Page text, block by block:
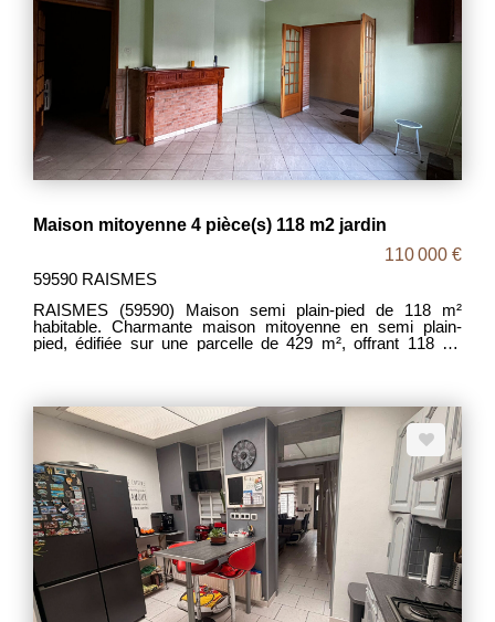
Maison mitoyenne 4 pièce(s) 118 m2 jardin
110 000 €
59590 RAISMES
RAISMES (59590) Maison semi plain-pied de 118 m²
habitable. Charmante maison mitoyenne en semi plain-
pied, édifiée sur une parcelle de 429 m², offrant 118 m²
l'extérieur et espace dressing ou coin douche. - À l'étage :
deux chambres. - Grenier aménagé pouvant accueillir une
quatrième chambre. - Cour et jardin agréables. Chauffage
gaz, double vitrage. Situation idéale, proche commerces et
axes autoroutiers. DPE : E Prix : 110 000 € FAI Frais
d'agence à la charge des vendeurs. À visiter sans tarder !